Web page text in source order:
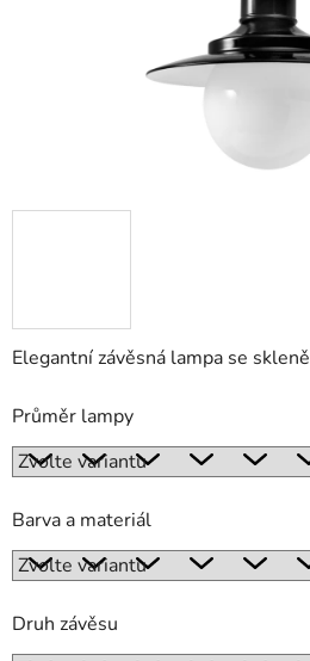
Elegantní závěsná lampa se
Průměr lampy
Barva a materiál
Druh závěsu